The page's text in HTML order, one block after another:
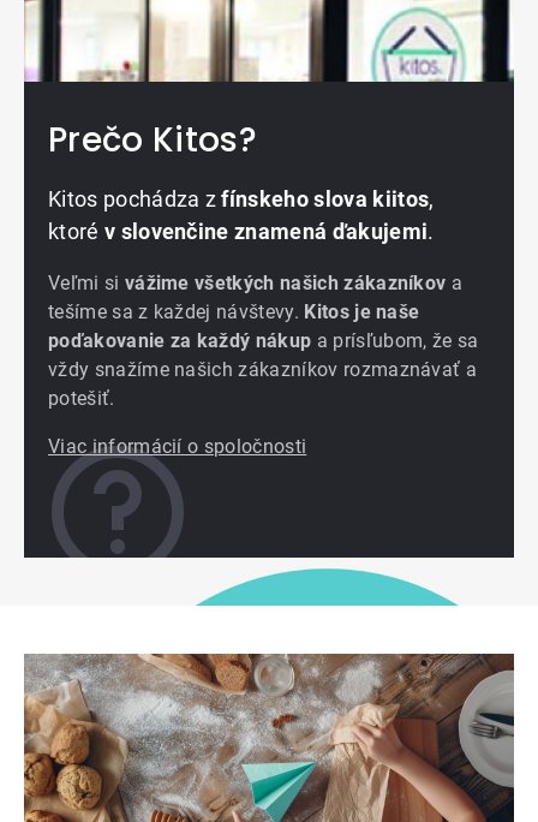
Prečo Kitos?
Kitos pochádza zfínskeho slova kiitos,
ktoré v slovenčine znamená ďakujemi.
Veľmi si vážime všetkých našich zákazníkov a
tešíme sa z každej návštevy. Kitos je naše
poďakovanie za každý nákup a prísľubom, že sa
vždy snažíme našich zákazníkov rozmaznávať a
potešiť.
Viac informácií o spoločnosti